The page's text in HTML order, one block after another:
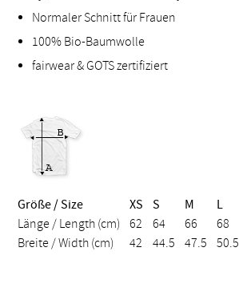
Normaler Schnitt für Frauen
100% Bio-Baumwolle
fairwear & GOTS zertifiziert
Größe / Size XS S M L
Länge / Length (cm)
62 64 66 68
Breite / Width (cm)
42 44.5 47.5 50.5